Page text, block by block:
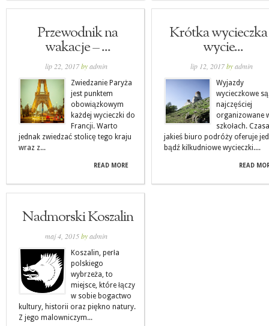
Przewodnik na
wakacje – ...
lip 22, 2017byadmin
Zwiedzanie Paryża
jest punktem
obowiązkowym
każdej wycieczki do
Francji. Warto
jednak zwiedzać stolicę tego kraju
wraz z...
READ MORE
Krótka
wycie...
lip 12, 2017byadmin
Wyjazdy
wycieczkowe są
najczęściej
organizowane
szkołach.
jakieś biuro podróży oferuje
bądź kilkudniowe wycieczki....
READ
Nadmorski Koszalin
maj 4, 2015byadmin
Koszalin, perła
polskiego
wybrzeża, to
miejsce, które łączy
w sobie bogactwo
kultury, historii oraz piękno natury.
Z jego malowniczym...